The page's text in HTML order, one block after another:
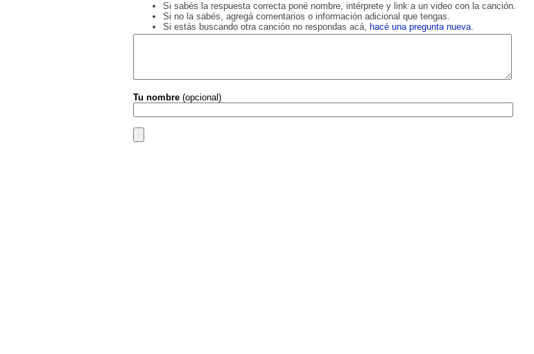
Si sabés la respuesta correcta poné nombre, intérprete y link a un video con la canción.
Si no la sabés, agregá comentarios o información adicional que tengas.
Si estás buscando otra canción no respondas acá, hacé una pregunta nueva.
Tu nombre (opcional)